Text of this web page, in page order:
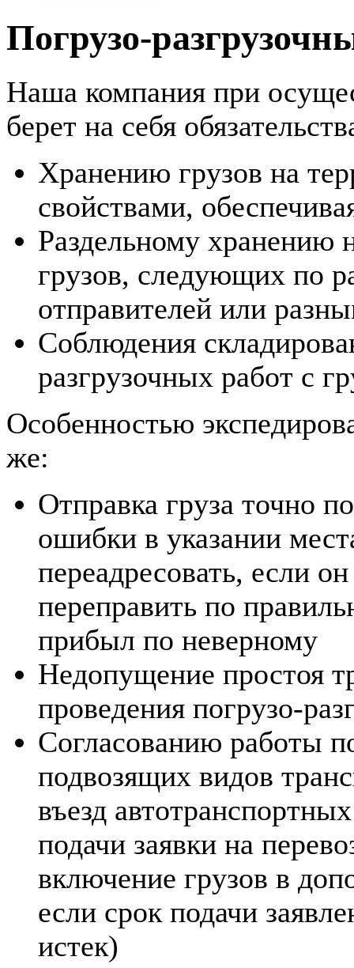
Погрузо-
Наша компания при
берет на себя
Хранению грузов на
свойствами,
Раздельному хранению
грузов, следующих по
отправителей или
Соблюдения
разгрузочных работ с
Особенностью
же:
Отправка груза точно
ошибки в указании
переадресовать, если
переправить по
прибыл по неверному
Недопущение простоя
проведения погрузо-
Согласованию работы
подвозящих видов
въезд
подачи заявки на
включение грузов в
если срок подачи
истек)